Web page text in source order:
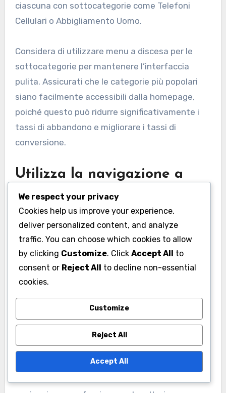
ciascuna con sottocategorie come Telefoni
Cellulari o Abbigliamento Uomo.
Considera di utilizzare menu a discesa per le
sottocategorie per mantenere l’interfaccia
pulita. Assicurati che le categorie più popolari
siano facilmente accessibili dalla homepage,
poiché questo può ridurre significativamente i
tassi di abbandono e migliorare i tassi di
conversione.
Utilizza la navigazione a
briciole
La navigazione a briciole migliora l’esperienza
dell’utente mostrando agli utenti la loro
posizione attuale all’interno della gerarchia del
sito. Questa funzione consente ai clienti di
tornare facilmente alle categorie precedenti o
siti e-commerce più grandi con un’ampia gamma
di prodotti.
Implementa percorsi a briciole che riflettono il
cammino percorso, come Home > Elettronica >
We respect your privacy
Cookies help us improve your experience,
deliver personalized content, and analyze
traffic. You can choose which cookies to allow
by clicking Customize. Click Accept All to
consent or Reject All to decline non-essential
cookies.
Customize
Reject All
Accept All